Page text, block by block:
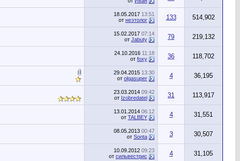
18.05.2017 13:51
от неэтолог 133 514,902
15.02.2017 07:14
от Jabuty 79 219,132
24.10.2016 11:18
от foxy 36 118,702
29.04.2015 13:30
от olgasuper 4 36,195
23.03.2014 09:42
от Izobredatel 31 113,917
13.01.2014 06:12
от TALBEY 4 31,551
08.05.2013 00:47
от Sonta 3 30,507
10.09.2012 09:23
от сильвестрис 4 31,105